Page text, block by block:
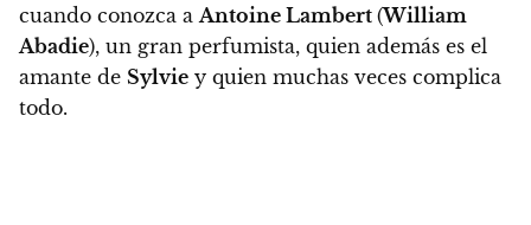
cuando conozca a Antoine Lambert (William
Abadie), un gran perfumista, quien además es el
amante de Sylvie y quien muchas veces complica
todo.